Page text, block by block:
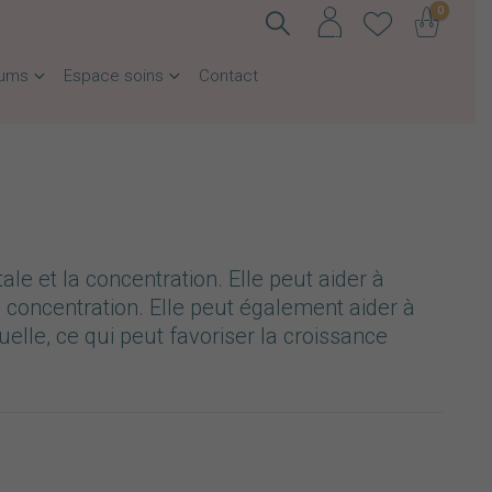
0
Espace soins Contact
et la concentration. Elle peut aider à
Elle peut également aider à
ce qui peut favoriser la croissance